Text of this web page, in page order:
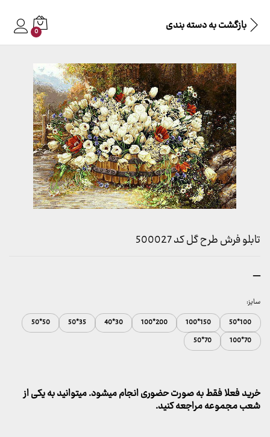
بازگشت بهدسته بندی 0
تابلو فرش طرح گل کد 500027
–محدوده
تا
2,600,000 تومان
سایز:
100*50
150*100
200*100
30*40
35*50
50*50
70*100
70*50
خرید فعلا فقط به صورت حضوری انجام میشود. میتوانید به یکی از
شعب مجموعه مراجعه کنید.